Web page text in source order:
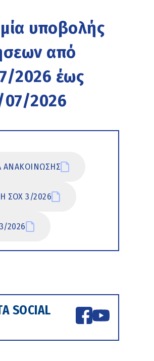
υποβολής
από
2026 έως
07/2026
ΑΝΑΚΟΙΝΩΣΗΣ
ΣΟΧ 3/2026
2026
SOCIAL